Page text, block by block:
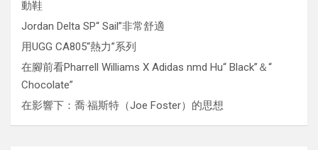
動鞋
Jordan Delta SP“ Sail”非常舒適
用UGG CA805“熱力”系列
在腳前看Pharrell Williams X Adidas nmd Hu“ Black”＆“
Chocolate”
在影響下：喬·福斯特（Joe Foster）的思想